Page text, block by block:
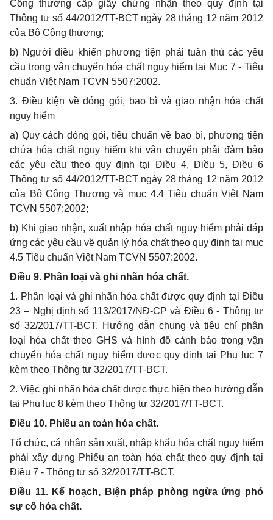
Công thương cấp giấy chứng nhận theo quy định tại
Thông tư số 44/2012/TT-BCT ngày 28 tháng 12 năm 2012
của Bộ Công thương;
b) Người điều khiển phương tiện phải tuân thủ các yêu
cầu trong vận chuyển hóa chất nguy hiểm tại Mục 7 - Tiêu
chuẩn Việt Nam TCVN 5507:2002.
3. Điều kiện về đóng gói, bao bì và giao nhận hóa chất
nguy hiểm
a) Quy cách đóng gói, tiêu chuẩn về bao bì, phương tiện
chứa hóa chất nguy hiểm khi vận chuyển phải đảm bảo
các yêu cầu theo quy định tại Điều 4, Điều 5, Điều 6
Thông tư số 44/2012/TT-BCT ngày 28 tháng 12 năm 2012
của Bộ Công Thương và mục 4.4 Tiêu chuẩn Việt Nam
TCVN 5507:2002;
b) Khi giao nhận, xuất nhập hóa chất nguy hiểm phải đáp
ứng các yêu cầu về quản lý hóa chất theo quy định tại mục
4.5 Tiêu chuẩn Việt Nam TCVN 5507:2002.
Điều 9. Phân loại và ghi nhãn hóa chất.
1. Phân loại và ghi nhãn hóa chất được quy định tại Điều
23 – Nghị định số 113/2017/NĐ-CP và Điều 6 - Thông tư
số 32/2017/TT-BCT. Hướng dẫn chung và tiêu chí phân
loại hóa chất theo GHS và hình đồ cảnh báo trong vận
chuyển hóa chất nguy hiểm được quy định tại Phụ lục 7
kèm theo Thông tư 32/2017/TT-BCT.
2. Việc ghi nhãn hóa chất được thực hiện theo hướng dẫn
tại Phụ lục 8 kèm theo Thông tư 32/2017/TT-BCT.
Điều 10. Phiếu an toàn hóa chất.
Tổ chức, cá nhân sản xuất, nhập khẩu hóa chất nguy hiểm
phải xây dựng Phiếu an toàn hóa chất theo quy định tại
Điều 7 - Thông tư số 32/2017/TT-BCT.
Điều 11. Kế hoạch, Biện pháp phòng ngừa ứng phó
sự cố hóa chất.